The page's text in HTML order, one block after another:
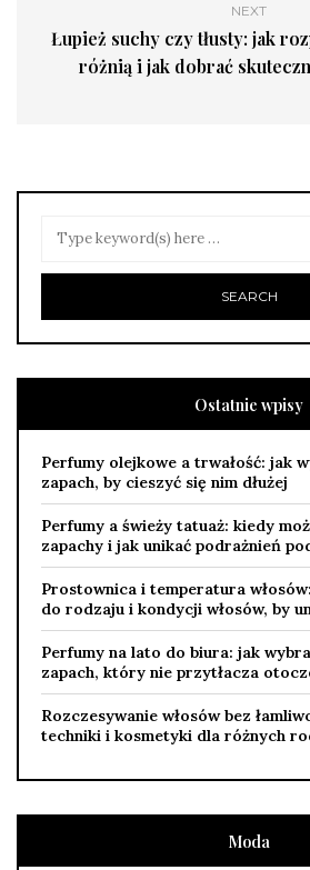
NEXT
Łupież suchy czy tłusty: jak
różnią i jak dobrać
Ostatnie wpisy
Perfumy olejkowe a trwałość: jak
zapach, by cieszyć się nim dłużej
Perfumy a świeży tatuaż: kiedy
zapachy i jak unikać podrażnień
Prostownica i temperatura
do rodzaju i kondycji włosów, by
Perfumy na lato do biura: jak
zapach, który nie przytłacza
Rozczesywanie włosów bez
techniki i kosmetyki dla różnych
Moda